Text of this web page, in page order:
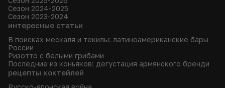
Сезон 2024-2025
Сезон 2023-2024
интересные статьи
В поисках мескаля и текилы: латиноамериканские бары
России
Ризотто с белыми грибами
Последние из коньяков: дегустация армянского бренди
рецепты коктейлей